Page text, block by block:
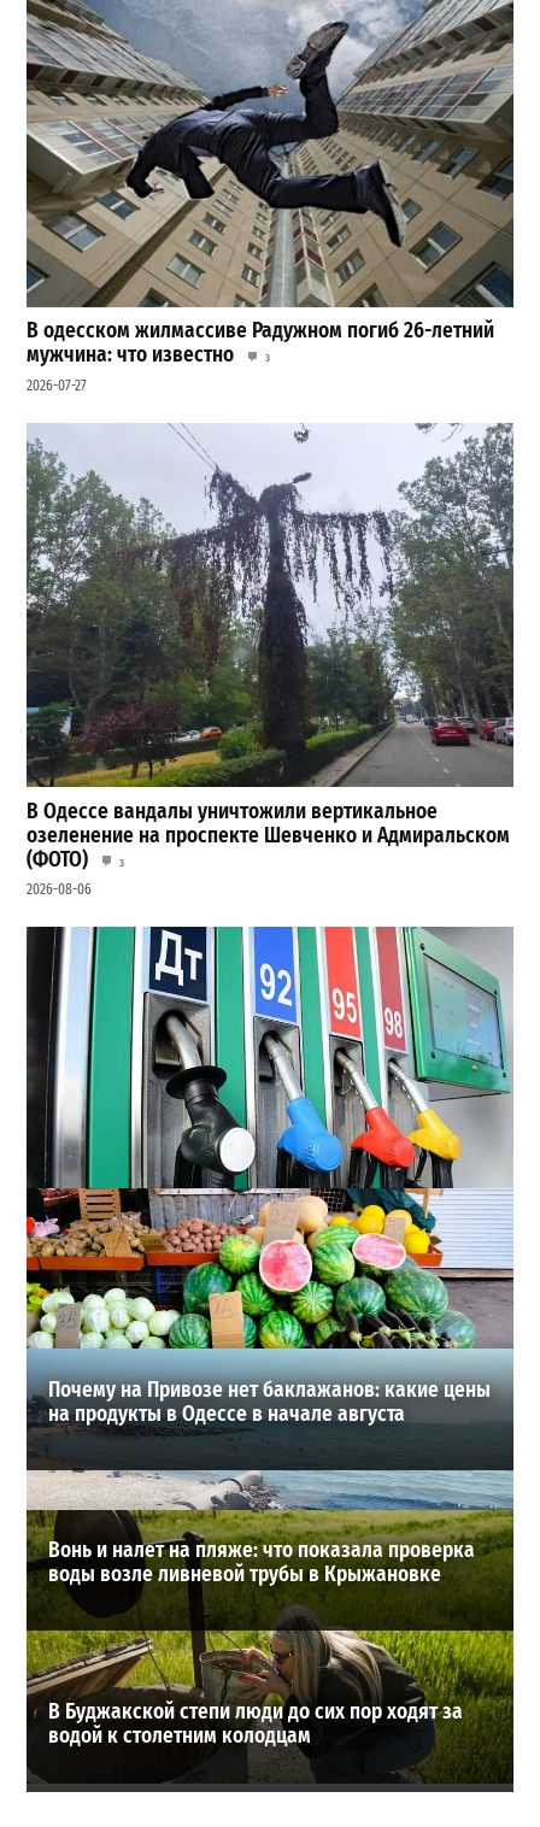
В одесском жилмассиве Радужном погиб 26-летний
мужчина: что известно
3
2026-07-27
В Одессе вандалы уничтожили вертикальное
озеленение на проспекте Шевченко и Адмиральском
(ФОТО)
3
2026-08-06
Неприятный сюрприз для водителей Одессы: на АЗС
снова взлетели цены
2
2026-07-28
ВИБОР РЕДАКЦИИ
Почему на Привозе нет баклажанов: какие цены
на продукты в Одессе в начале августа
Вонь и налет на пляже: что показала проверка
воды возле ливневой трубы в Крыжановке
В Буджакской степи люди до сих пор ходят за
водой к столетним колодцам